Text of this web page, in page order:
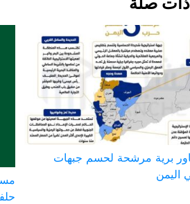
برية مرشحة لحسم جبهات
اليمن